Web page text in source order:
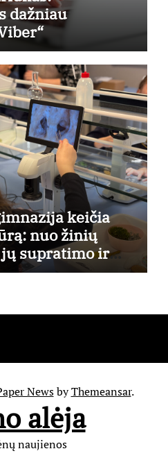
dažniau
keičia
nuo žinių
supratimo ir
NewsbyThemeansar.
alėja
naujienos